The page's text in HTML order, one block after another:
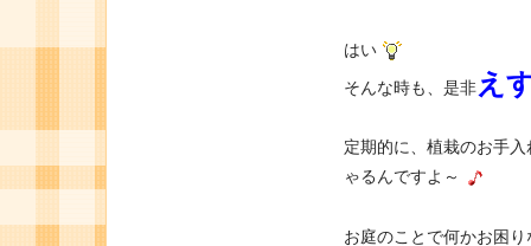
はい
そんな時も、是非 え
定期的に、植栽のお手
ゃるんですよ～
お庭のことで何かお困